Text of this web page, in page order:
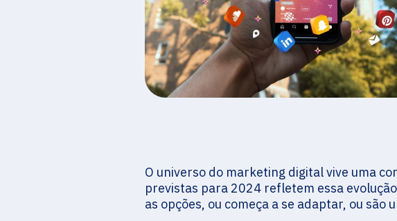
O universo do marketing digital vive uma
previstas para 2024 refletem essa
as opções, ou começa a se adaptar, ou